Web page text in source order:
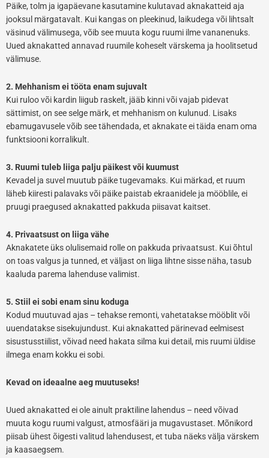
Päike, tolm ja igapäevane kasutamine kulutavad aknakatteid aja
jooksul märgatavalt. Kui kangas on pleekinud, laikudega või lihtsalt
väsinud välimusega, võib see muuta kogu ruumi ilme vananenuks.
Uued aknakatted annavad ruumile koheselt värskema ja hoolitsetud
välimuse.
2. Mehhanism ei tööta enam sujuvalt
Kui ruloo või kardin liigub raskelt, jääb kinni või vajab pidevat
sättimist, on see selge märk, et mehhanism on kulunud. Lisaks
ebamugavusele võib see tähendada, et aknakate ei täida enam oma
funktsiooni korralikult.
3. Ruumi tuleb liiga palju päikest või kuumust
Kevadel ja suvel muutub päike tugevamaks. Kui märkad, et ruum
läheb kiiresti palavaks või päike paistab ekraanidele ja mööblile, ei
pruugi praegused aknakatted pakkuda piisavat kaitset.
4. Privaatsust on liiga vähe
Aknakatete üks olulisemaid rolle on pakkuda privaatsust. Kui õhtul
on toas valgus ja tunned, et väljast on liiga lihtne sisse näha, tasub
kaaluda parema lahenduse valimist.
5. Stiil ei sobi enam sinu koduga
Kodud muutuvad ajas – tehakse remonti, vahetatakse mööblit või
uuendatakse sisekujundust. Kui aknakatted pärinevad eelmisest
sisustusstiilist, võivad need hakata silma kui detail, mis ruumi üldise
ilmega enam kokku ei sobi.
Kevad on ideaalne aeg muutuseks!
Uued aknakatted ei ole ainult praktiline lahendus – need võivad
muuta kogu ruumi valgust, atmosfääri ja mugavustaset. Mõnikord
piisab ühest õigesti valitud lahendusest, et tuba näeks välja värskem
ja kaasaegsem.